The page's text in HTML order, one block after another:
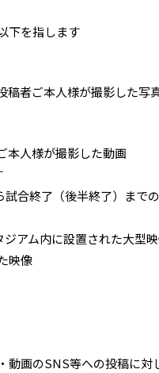
下を指します
稿者ご本人様が撮影した写
本人様が撮影した動画
合終了（後半終了）まで
アム内に設置された大型
映像
動画のSNS等への投稿に